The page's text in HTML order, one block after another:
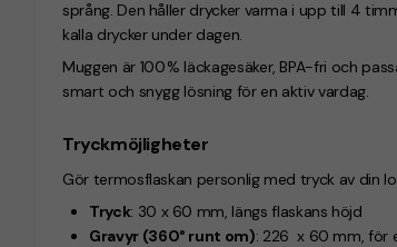
språng. Den håller drycker varma i upp till 4
kalla drycker under dagen.
Muggen är 100 % läckagesäker, BPA-fri och
smart och snygg lösning för en aktiv vardag.
Tryckmöjligheter
Gör termosflaskan personlig med tryck av din
Tryck: 30 x 60 mm, längs flaskans höjd
Gravyr (360° runt om): 226 x 60 mm, för